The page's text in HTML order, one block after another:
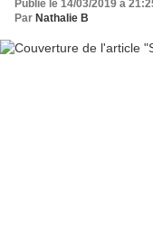
Publié le 14/03/2019 à
Par Nathalie B